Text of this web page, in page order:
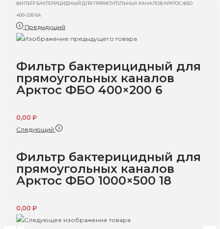
ФИЛЬТР БАКТЕРИЦИДНЫЙ ДЛЯ ПРЯМОУГОЛЬНЫХ КАНАЛОВ АРКТОС ФБО
400×200 6A
Предыдущий
Фильтр бактерицидный для
прямоугольных каналов
Арктос ФБО 400×200 6
0,00 ₽
Следующий
Фильтр бактерицидный для
прямоугольных каналов
Арктос ФБО 1000×500 18
0,00 ₽